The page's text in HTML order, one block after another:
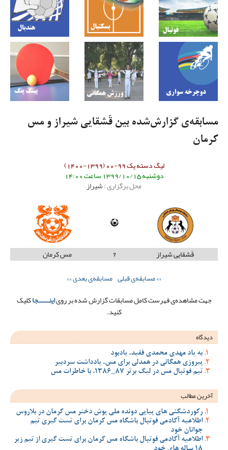
مسابقه‌ی گزارش‌شده بین قَشقایی شیراز و مس
کرمان
لیگ دسته یک 99-00 (1399-1400)
دوشنبه 1399/10/15 ساعت 14:00
محل برگزاری :شیراز
قَشقایی شیراز ?
مس کرمان
«« مسابقه‌ی قبلی مسابقه‌ی بعدی »»
جهت مشاهده‌ی فهرست کامل مسابقات گزارش شده بر رویاینـــــــجاکلیک
کنید.
دیدگاه
به یاد مهدی محمدی فقید، یادبود
پیروزی همگانی در همدلی برای مس، یادداشت سردبیر
تیم فوتبال مس در لیگ برتر 87_1386، با خاطرات مس
آخرین مطالب
رکوردشکنی های پیاپی دونده ملی پوش دختر مس کرمان در بلاروس
اطلاعیه آکادمی فوتبال باشگاه مس کرمان برای تست گیری تیم
جوانان خود
اطلاعیه آکادمی فوتبال باشگاه مس کرمان برای تست گیری از تیم زیر